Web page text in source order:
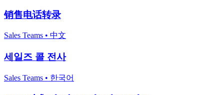
销售电话转录
Sales Teams • 中文
세일즈 콜 전사
Sales Teams • 한국어